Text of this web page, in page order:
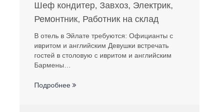
Шеф кондитер, Завхоз, Электрик,
Ремонтник, Работник на склад
В отель в Эйлате требуются: Официанты с
ивритом и английским Девушки встречать
гостей в столовую с ивритом и английским
Бармены…
Подробнее